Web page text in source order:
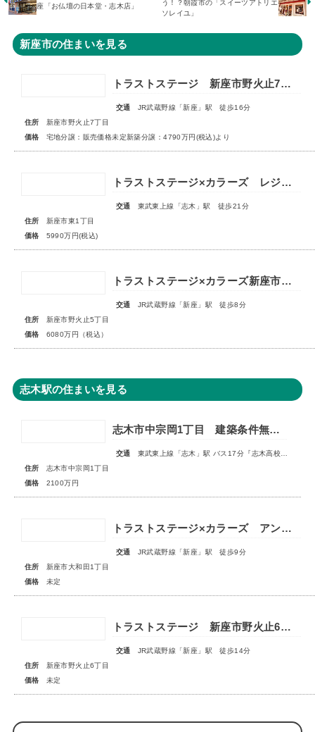
座「お仏壇の日本堂・志木店」
う！？朝霞市の「スイーツアトリエ
ソレイユ」
新座市の住まいを見る
トラストステージ 新座市野火止7丁目51期 全26区画◆第1期分譲3次販売 宅地分譲 販売予告◆◆第2期分譲1次販売 新築分譲住宅 販売開始◆
交通
JR武蔵野線「新座」駅 徒歩16分
住所
新座市野火止7丁目
価格
宅地分譲：販売価格未定新築分譲：4790万円(税込)より
トラストステージ×カラーズ レジデンス新座市東1丁目7期 ◆限定１棟◆
交通
東武東上線「志木」駅 徒歩21分
住所
新座市東1丁目
価格
5990万円(税込)
トラストステージ×カラーズ新座市野火止5丁目46期 全12棟◆最終１棟◆
交通
JR武蔵野線「新座」駅 徒歩8分
住所
新座市野火止5丁目
価格
6080万円（税込）
志木駅の住まいを見る
志木市中宗岡1丁目 建築条件無売地 全1区画
交通
東武東上線「志木」駅 バス17分『志木高校入口』停 徒歩5分
住所
志木市中宗岡1丁目
価格
2100万円
トラストステージ×カラーズ アンドプラス新座市大和田1丁目21期 全3棟 ◆販売予告◆
交通
JR武蔵野線「新座」駅 徒歩9分
住所
新座市大和田1丁目
価格
未定
トラストステージ 新座市野火止6丁目41期 全19棟■販売予告■◆第4期 最終分譲 スマイルハウスプロジェクト特別仕様 全3棟◆
交通
JR武蔵野線「新座」駅 徒歩14分
住所
新座市野火止6丁目
価格
未定